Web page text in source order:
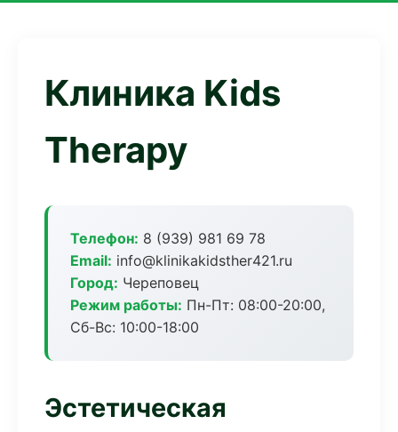
Клиника Kids
Therapy
Телефон: 8 (939) 981 69 78
Email: info@klinikakidsther421.ru
Город: Череповец
Режим работы: Пн-Пт: 08:00-20:00,
Сб-Вс: 10:00-18:00
Эстетическая